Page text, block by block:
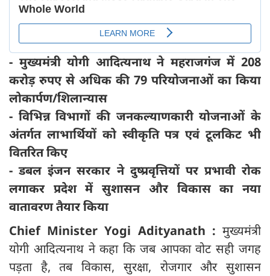
- मुख्यमंत्री योगी आदित्यनाथ ने महराजगंज में 208
करोड़ रुपए से अधिक की 79 परियोजनाओं का किया
लोकार्पण/शिलान्यास
- विभिन्न विभागों की जनकल्याणकारी योजनाओं के
अंतर्गत लाभार्थियों को स्वीकृति पत्र एवं टूलकिट भी
वितरित किए
- डबल इंजन सरकार ने दुष्प्रवृत्तियों पर प्रभावी रोक
लगाकर प्रदेश में सुशासन और विकास का नया
वातावरण तैयार किया
Chief Minister Yogi Adityanath : मुख्यमंत्री
योगी आदित्यनाथ ने कहा कि जब आपका वोट सही जगह
पड़ता है, तब विकास, सुरक्षा, रोजगार और सुशासन